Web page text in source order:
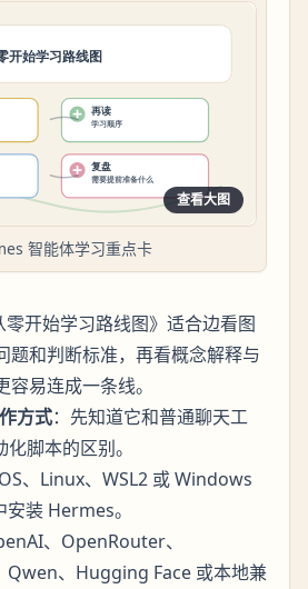
查看大图
智能体学习重点卡
零开始学习路线图》适合边看图
题和判断标准，再看概念解释与
易连成一条线。
方式：先知道它和普通聊天工
脚本的区别。
、Linux、WSL2 或 Windows
装 Hermes。
、OpenRouter、
Qwen、Hugging Face 或本地兼